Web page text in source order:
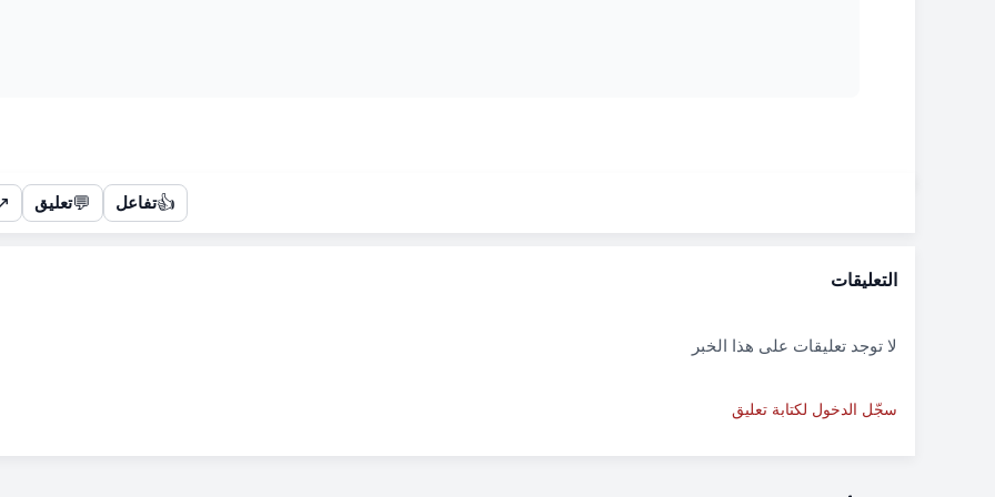
👍تفاعل 💬تعليق
التعليقات
لا توجد تعليقات على هذا الخبر
سجّل الدخول لكتابة تعليق